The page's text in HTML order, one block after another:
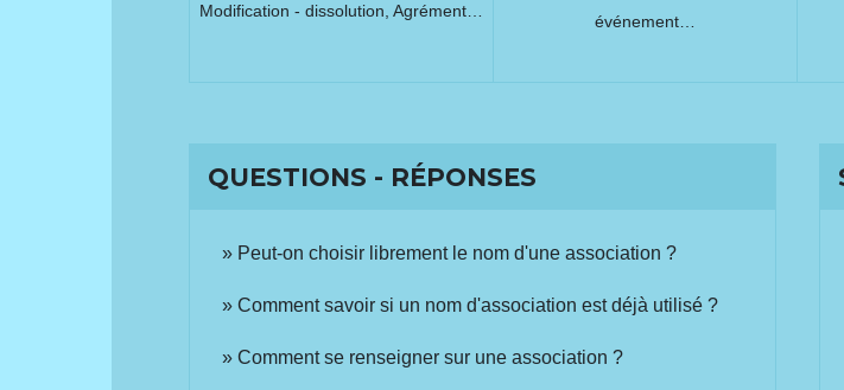
Modification - dissolution,Agrément…
événement…
QUESTIONS - RÉPONSES
Peut-on choisir librement le nom d'une association ?
Comment savoir si un nom d'association est déjà utilisé ?
Comment se renseigner sur une association ?